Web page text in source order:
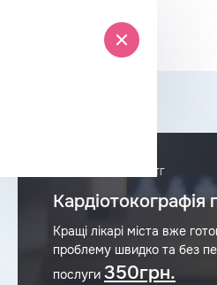
КТГ
Кардіотокографія
Кращі лікарі міста вже
проблему швидко та без
послуги 350грн.